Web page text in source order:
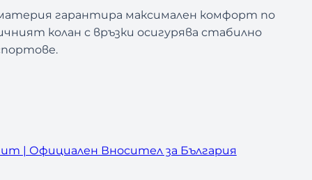
гарантира максимален комфорт по
колан с връзки осигурява стабилно
| Официален Вносител за България